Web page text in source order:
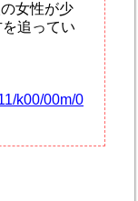
女性が少
追ってい
k00/00m/0